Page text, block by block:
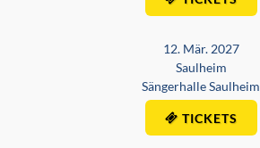
12. Mär. 2027
Saulheim
Sängerhalle Saulheim
TICKETS